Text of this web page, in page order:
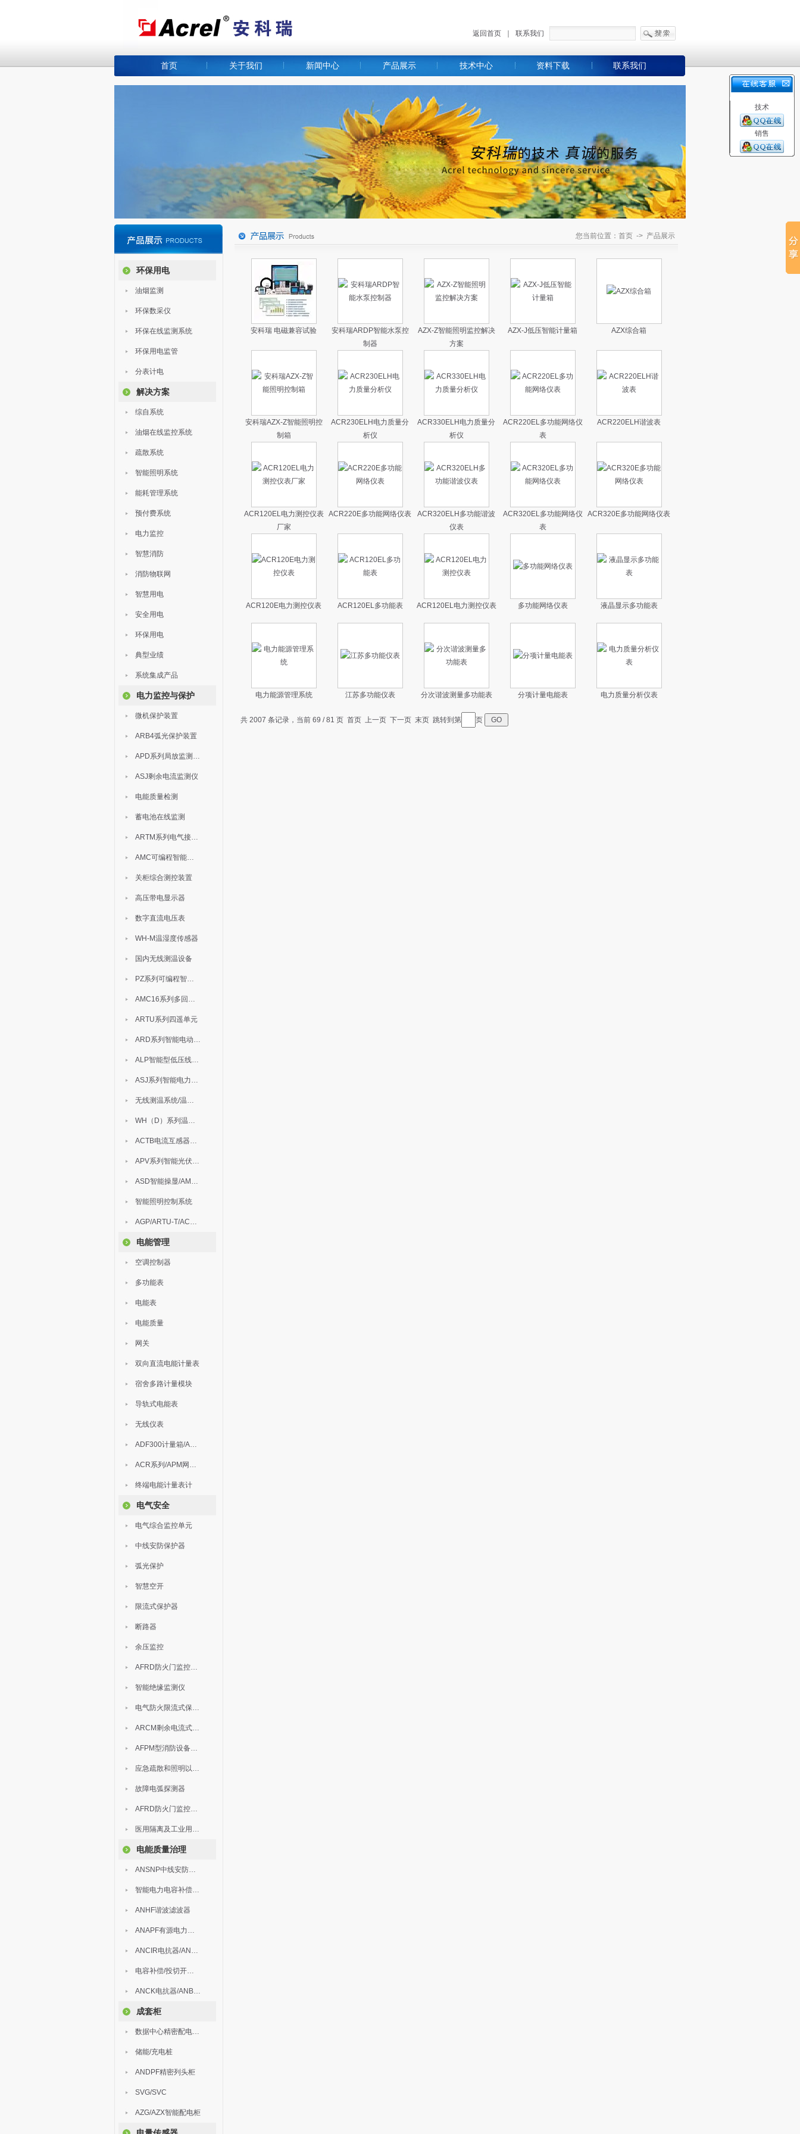
返回首页 联系我们
首页 关于我们 新闻中心 产品展示 技术中心 资料下载 联系我们
环保用电
油烟监测
环保数采仪
环保在线监测系统
环保用电监管
分表计电
解决方案
综自系统
油烟在线监控系统
疏散系统
智能照明系统
能耗管理系统
预付费系统
电力监控
智慧消防
消防物联网
智慧用电
安全用电
环保用电
典型业绩
系统集成产品
电力监控与保护
微机保护装置
ARB4弧光保护装置
APD系列局放监测装置
ASJ剩余电流监测仪
电能质量检测
蓄电池在线监测
ARTM系列电气接点测温装置
AMC可编程智能电测表
关柜综合测控装置
高压带电显示器
数字直流电压表
WH-M温湿度传感器
国内无线测温设备
PZ系列可编程智能表
AMC16系列多回路监控装置
ARTU系列四遥单元
ARD系列智能电动机保护器
ALP智能型低压线路保护装置
ASJ系列智能电力继电器
无线测温系统/温度巡检
WH（D）系列温湿度控制器
ACTB电流互感器过电压保护器
APV系列智能光伏汇流箱
ASD智能操显/AM中压保护
智能照明控制系统
AGP/ARTU-T/ACM/ADDC
电能管理
空调控制器
多功能表
电能表
电能质量
网关
双向直流电能计量表
宿舍多路计量模块
导轨式电能表
无线仪表
ADF300计量箱/AEW无线计量
ACR系列/APM网络电力仪表
终端电能计量表计
电气安全
电气综合监控单元
中线安防保护器
弧光保护
智慧空开
限流式保护器
断路器
余压监控
AFRD防火门监控模块
智能绝缘监测仪
电气防火限流式保护器
ARCM剩余电流式电气火灾监控装置
AFPM型消防设备电源监控系统
应急疏散和照明以及灯具
故障电弧探测器
AFRD防火门监控系统
医用隔离及工业用电绝缘检测
电能质量治理
ANSNP中线安防保护器
智能电力电容补偿装置
ANHF谐波滤波器
ANAPF有源电力滤波器
ANCIR电抗器/ANHPD300谐波保护器
电容补偿/投切开关/ARC
ANCK电抗器/ANBSMJ自愈式低压并联电容器
成套柜
数据中心精密配电监控装置
储能/充电桩
ANDPF精密列头柜
SVG/SVC
AZG/AZX智能配电柜
您当前位置：首页 -> 产品展示
安科瑞 电磁兼容试验
安科瑞ARDP智能水泵控
制器
AZX-Z智能照明监控解决
方案
AZX-J低压智能计量箱 AZX综合箱
安科瑞AZX-Z智能照明控
制箱
ACR230ELH电力质量分
析仪
ACR330ELH电力质量分
析仪
ACR220EL多功能网络仪
表
ACR220ELH谐波表
ACR120EL电力测控仪表
厂家
ACR220E多功能网络仪表
ACR320ELH多功能谐波
仪表
ACR320EL多功能网络仪
表
ACR320E多功能网络仪表
ACR120E电力测控仪表 ACR120EL多功能表 ACR120EL电力测控仪表 多功能网络仪表 液晶显示多功能表
电力能源管理系统 江苏多功能仪表 分次谐波测量多功能表 分项计量电能表 电力质量分析仪表
共 2007 条记录，当前 69 / 81 页 首页 上一页 下一页 末页 跳转到第 页
技术
销售